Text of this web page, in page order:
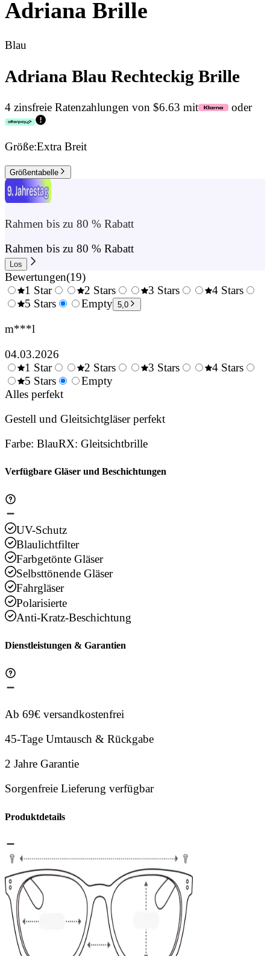
Adriana Brille
Blau
Adriana Blau Rechteckig Brille
4 zinsfreie Ratenzahlungen von $6.63 mit oder
Größe:Extra Breit
Größentabelle
Rahmen bis zu 80 % Rabatt
Rahmen bis zu 80 % Rabatt
Los
Bewertungen(19)
0.5
1 Star
1.5
2 Stars
2.5
3 Stars
4 Stars
5 Stars Empty 5,0
m***l
04.03.2026
0.5
Stars
1 Star
1.5
2 Stars
3 Stars
4 Stars
5 Stars
Empty
Alles perfekt
Gestell und Gleitsichtgläser perfekt
Farbe: BlauRX: Gleitsichtbrille
Verfügbare Gläser und Beschichtungen
UV-Schutz
Blaulichtfilter
Farbgetönte Gläser
Selbsttönende Gläser
Fahrgläser
Polarisierte
Anti-Kratz-Beschichtung
Dienstleistungen & Garantien
Ab 69€ versandkostenfrei
45-Tage Umtausch & Rückgabe
2 Jahre Garantie
Sorgenfreie Lieferung verfügbar
Produktdetails